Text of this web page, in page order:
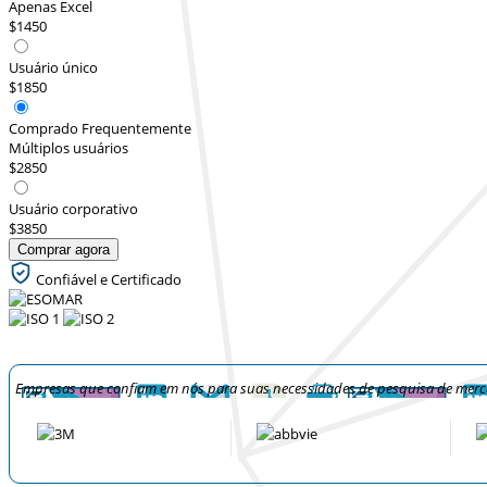
Apenas Excel
$1450
Usuário único
$1850
Comprado Frequentemente
Múltiplos usuários
$2850
Usuário corporativo
$3850
Comprar agora
Confiável e Certificado
Empresas que confiam em nós para suas necessidades de pesquisa de